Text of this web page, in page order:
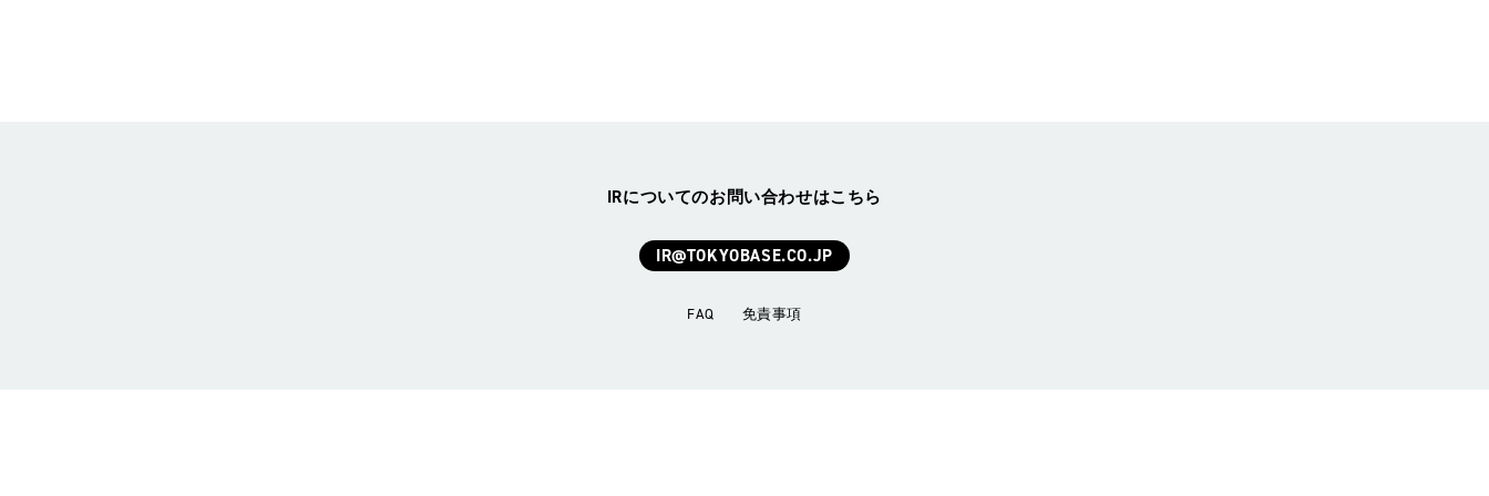
IRについてのお問い合わせはこちら
IR@TOKYOBASE.CO.JP
FAQ 免責事項